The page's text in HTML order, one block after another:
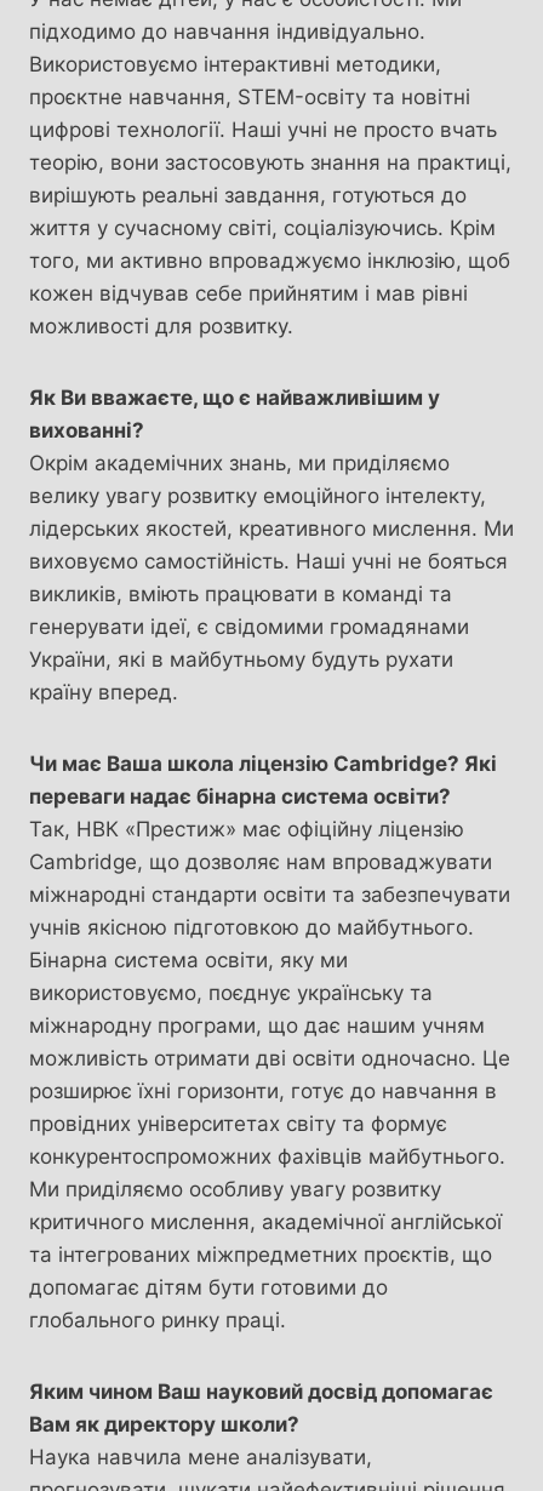
підходимо до навчання індивідуально.
Використовуємо інтерактивні методики,
проєктне навчання, STEM-освіту та новітні
цифрові технології. Наші учні не просто вчать
теорію, вони застосовують знання на практиці,
вирішують реальні завдання, готуються до
життя у сучасному світі, соціалізуючись. Крім
того, ми активно впроваджуємо інклюзію, щоб
кожен відчував себе прийнятим і мав рівні
можливості для розвитку.
Як Ви вважаєте, що є найважливішим у
вихованні?
Окрім академічних знань, ми приділяємо
велику увагу розвитку емоційного інтелекту,
лідерських якостей, креативного мислення. Ми
виховуємо самостійність. Наші учні не бояться
викликів, вміють працювати в команді та
генерувати ідеї, є свідомими громадянами
України, які в майбутньому будуть рухати
країну вперед.
Чи має Ваша школа ліцензію Cambridge? Які
переваги надає бінарна система освіти?
Так, НВК «Престиж» має офіційну ліцензію
Cambridge, що дозволяє нам впроваджувати
міжнародні стандарти освіти та забезпечувати
учнів якісною підготовкою до майбутнього.
Бінарна система освіти, яку ми
використовуємо, поєднує українську та
міжнародну програми, що дає нашим учням
можливість отримати дві освіти одночасно. Це
розширює їхні горизонти, готує до навчання в
провідних університетах світу та формує
конкурентоспроможних фахівців майбутнього.
Ми приділяємо особливу увагу розвитку
критичного мислення, академічної англійської
та інтегрованих міжпредметних проєктів, що
допомагає дітям бути готовими до
глобального ринку праці.
Яким чином Ваш науковий досвід допомагає
Вам як директору школи?
Наука навчила мене аналізувати,